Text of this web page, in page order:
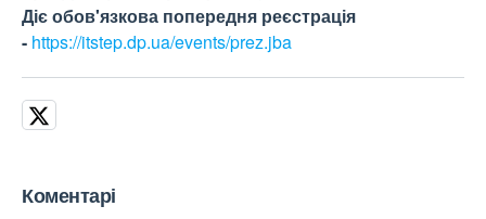
Діє обов'язкова попередня реєстрація
- https://itstep.dp.ua/events/prez.jba
Коментарі